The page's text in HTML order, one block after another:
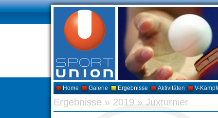
Home Galerie Ergebnisse Aktivitäten V-
Ergebnisse » 2019 » Juxturnier